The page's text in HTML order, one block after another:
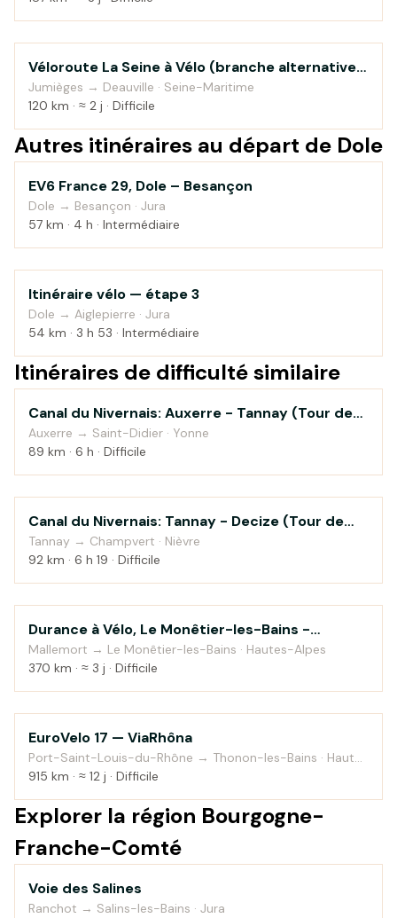
Au fil de l'eau
Véloroute La Seine à Vélo (branche alternative
vers Honfleur)
Jumièges → Deauville · Seine-Maritime
120 km · ≈ 2 j · Difficile
Autres itinéraires au départ de Dole
Campagne
EV6 France 29, Dole – Besançon
Dole → Besançon · Jura
57 km · 4 h · Intermédiaire
Campagne
Itinéraire vélo — étape 3
Dole → Aiglepierre · Jura
54 km · 3 h 53 · Intermédiaire
Itinéraires de difficulté similaire
Au fil de l'eau
Canal du Nivernais: Auxerre - Tannay (Tour de
Bourgogne à vélo)
Auxerre → Saint-Didier · Yonne
89 km · 6 h · Difficile
Au fil de l'eau
Canal du Nivernais: Tannay - Decize (Tour de
Bourgogne à vélo)
Tannay → Champvert · Nièvre
92 km · 6 h 19 · Difficile
Au fil de l'eau
Durance à Vélo, Le Monêtier-les-Bains -
Sisteron
Mallemort → Le Monêtier-les-Bains · Hautes-Alpes
370 km · ≈ 3 j · Difficile
Au fil de l'eau
EuroVelo 17 — ViaRhôna
Port-Saint-Louis-du-Rhône → Thonon-les-Bains · Haute-
Savoie
915 km · ≈ 12 j · Difficile
Explorer la région Bourgogne-
Franche-Comté
Campagne
Voie des Salines
Ranchot → Salins-les-Bains · Jura